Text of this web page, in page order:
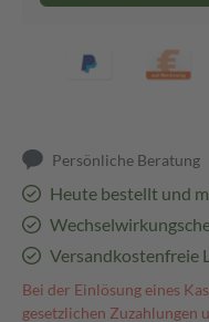
Persönliche Beratung
Heute bestellt und
Versandkostenfreie
Bei der Einlösung eines
gesetzlichen Zuzahlungen